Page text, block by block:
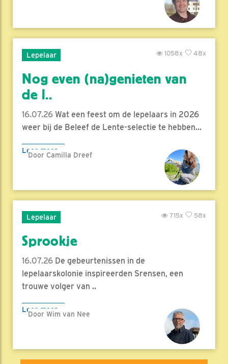
Lepelaar 48x
1058x
Nog even (na)genieten van
de l..
16.07.26 Wat een feest om de lepelaars in 2026
weer bij de Beleef de Lente-selectie te hebben...
Lees meer
Door Camilla Dreef
Lepelaar 58x
715x
Sprookje
16.07.26 De gebeurtenissen in de
lepelaarskolonie inspireerden Srensen, een
trouwe volger van ..
Lees meer
Door Wim van Nee